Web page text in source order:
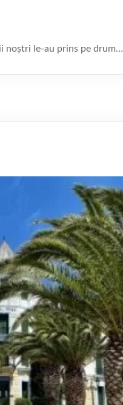
noștri le-au prins pe drum…